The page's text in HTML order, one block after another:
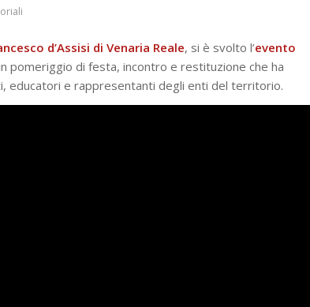
d’Assisi di Venaria Reale, si è svolto l’evento
pomeriggio di festa, incontro e restituzione che ha
educatori e rappresentanti degli enti del territorio.